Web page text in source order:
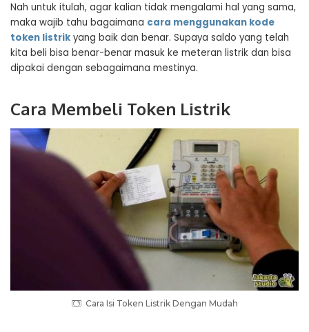
Nah untuk itulah, agar kalian tidak mengalami hal yang sama,
maka wajib tahu bagaimana cara menggunakan kode
token listrik yang baik dan benar. Supaya saldo yang telah
kita beli bisa benar-benar masuk ke meteran listrik dan bisa
dipakai dengan sebagaimana mestinya.
Cara Membeli Token Listrik
Cara Isi Token Listrik Dengan Mudah